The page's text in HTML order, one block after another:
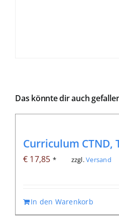
Das könnte dir auch
Curriculum CTND,
€ 17,85 * zzgl.Versand
In den Warenkorb